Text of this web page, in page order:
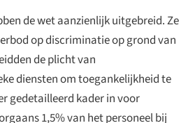
de wet aanzienlijk uitgebreid. Ze
op discriminatie op grond van
de plicht van
diensten om toegankelijkheid te
gedetailleerd kader in voor
1,5% van het personeel bij